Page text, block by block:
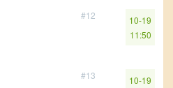
#12
10-19
11:50
#13
10-19